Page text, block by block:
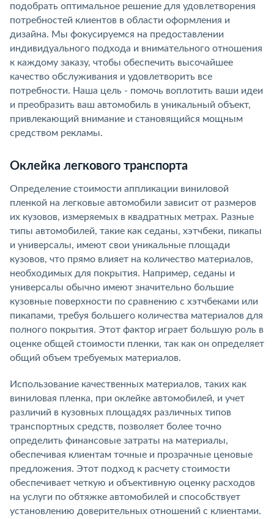
подобрать оптимальное решение для удовлетворения
потребностей клиентов в области оформления и
дизайна. Мы фокусируемся на предоставлении
индивидуального подхода и внимательного отношения
к каждому заказу, чтобы обеспечить высочайшее
качество обслуживания и удовлетворить все
потребности. Наша цель - помочь воплотить ваши идеи
и преобразить ваш автомобиль в уникальный объект,
привлекающий внимание и становящийся мощным
средством рекламы.
Оклейка легкового транспорта
Определение стоимости аппликации виниловой
пленкой на легковые автомобили зависит от размеров
их кузовов, измеряемых в квадратных метрах. Разные
типы автомобилей, такие как седаны, хэтчбеки, пикапы
и универсалы, имеют свои уникальные площади
кузовов, что прямо влияет на количество материалов,
необходимых для покрытия. Например, седаны и
универсалы обычно имеют значительно большие
кузовные поверхности по сравнению с хэтчбеками или
пикапами, требуя большего количества материалов для
полного покрытия. Этот фактор играет большую роль в
оценке общей стоимости пленки, так как он определяет
общий объем требуемых материалов.
Использование качественных материалов, таких как
виниловая пленка, при оклейке автомобилей, и учет
различий в кузовных площадях различных типов
транспортных средств, позволяет более точно
определить финансовые затраты на материалы,
обеспечивая клиентам точные и прозрачные ценовые
предложения. Этот подход к расчету стоимости
обеспечивает четкую и объективную оценку расходов
на услуги по обтяжке автомобилей и способствует
установлению доверительных отношений с клиентами.